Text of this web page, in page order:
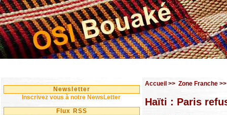
Newsletter
Inscrivez vous à notre NewsLetter
Flux RSS
Accueil >> Zone Franche
Haïti : Paris